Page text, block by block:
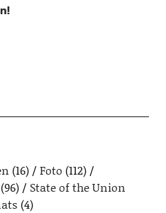
(16) Foto (112)
State of the Union
(4)